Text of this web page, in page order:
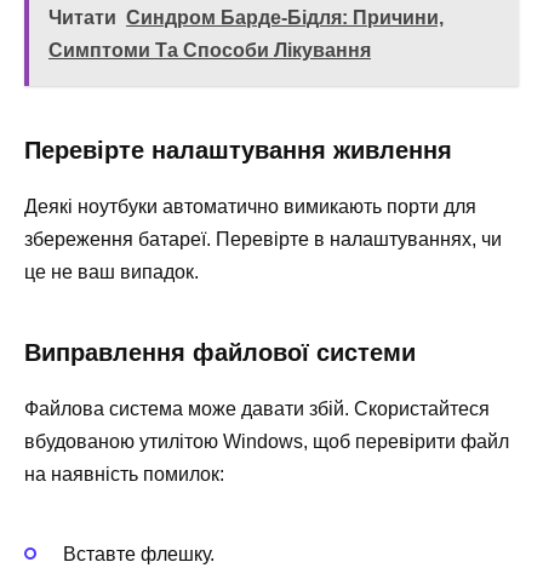
Читати Синдром Барде-Бідля: Причини,
Симптоми Та Способи Лікування
Перевірте налаштування живлення
Деякі ноутбуки автоматично вимикають порти для
збереження батареї. Перевірте в налаштуваннях, чи
це не ваш випадок.
Виправлення файлової системи
Файлова система може давати збій. Скористайтеся
вбудованою утилітою Windows, щоб перевірити файл
на наявність помилок:
Вставте флешку.